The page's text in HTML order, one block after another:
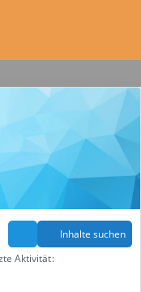
Inhalte suchen
Aktivität